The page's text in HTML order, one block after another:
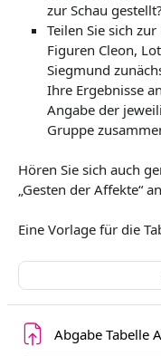
zur Schau gestellt?
Teilen Sie sich
Figuren Cleon,
Siegmund
Ihre Ergebnisse
Angabe der
Gruppe
Hören Sie sich auch
„Gesten der Affekte“
Eine Vorlage für die
Abgabe Tabelle